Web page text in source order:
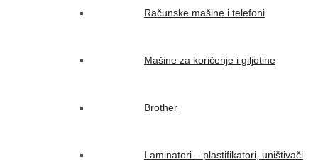
Računske mašine i telefoni
Mašine za koričenje i giljotine
Brother
Laminatori – plastifikatori, uništivači